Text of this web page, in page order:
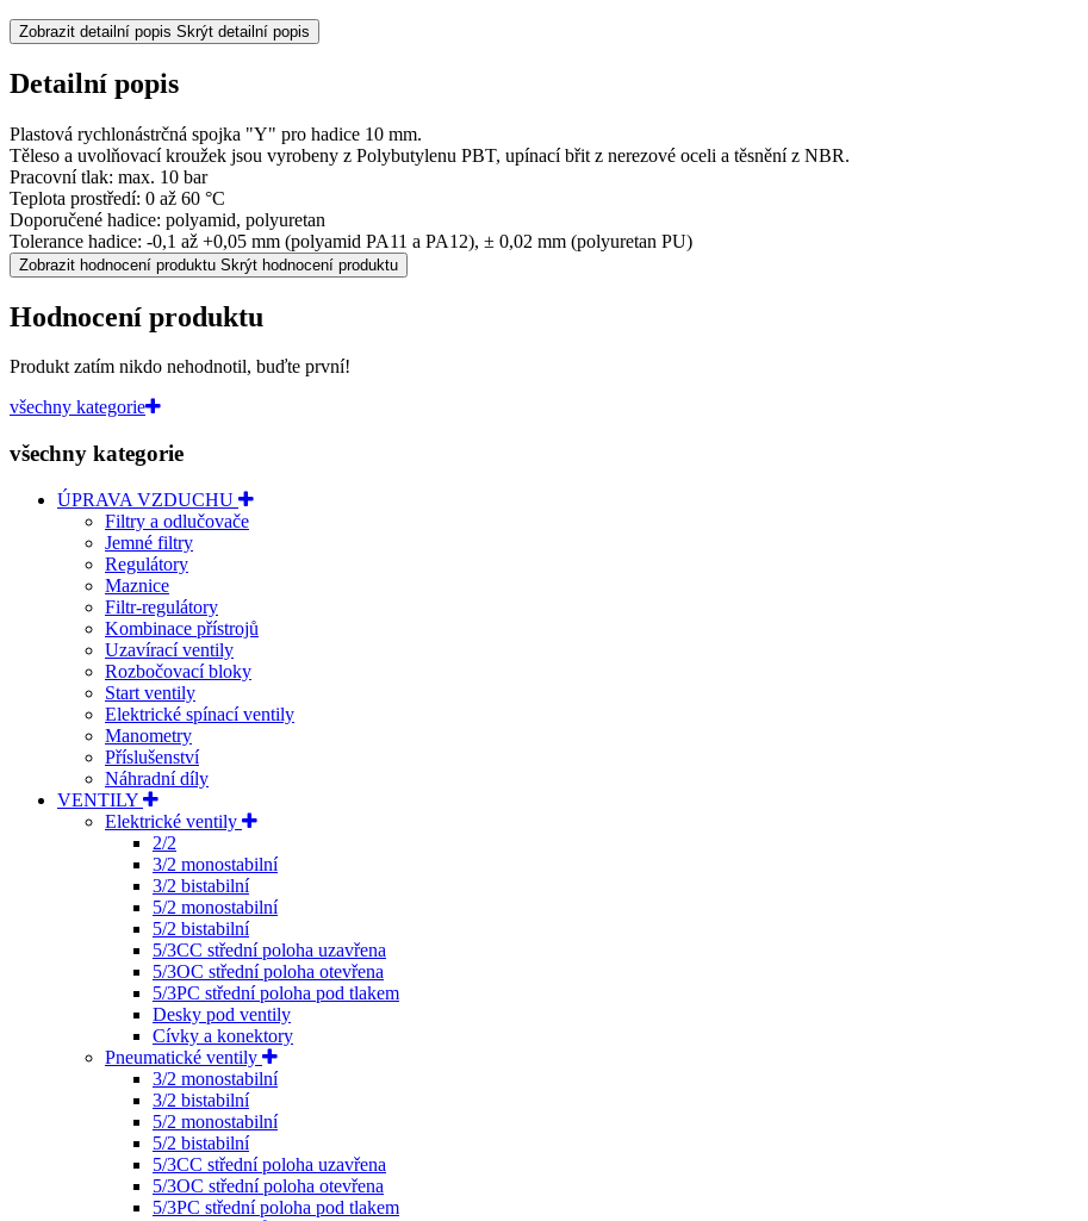
Zobrazit detailní popis Skrýt detailní popis
Detailní popis
Plastová rychlonástrčná spojka "Y" pro hadice 10 mm.
Těleso a uvolňovací kroužek jsou vyrobeny z Polybutylenu PBT, upínací břit z nerezové oceli a těsnění z NBR.
Pracovní tlak: max. 10 bar
Teplota prostředí: 0 až 60 °C
Doporučené hadice: polyamid, polyuretan
Tolerance hadice: -0,1 až +0,05 mm (polyamid PA11 a PA12), ± 0,02 mm (polyuretan PU)
Zobrazit hodnocení produktu Skrýt hodnocení produktu
Hodnocení produktu
Produkt zatím nikdo nehodnotil, buďte první!
všechny kategorie
všechny kategorie
ÚPRAVA VZDUCHU
Filtry a odlučovače
Jemné filtry
Regulátory
Maznice
Filtr-regulátory
Kombinace přístrojů
Uzavírací ventily
Rozbočovací bloky
Start ventily
Elektrické spínací ventily
Manometry
Příslušenství
Náhradní díly
VENTILY
Elektrické ventily
2/2
3/2 monostabilní
3/2 bistabilní
5/2 monostabilní
5/2 bistabilní
5/3CC střední poloha uzavřena
5/3OC střední poloha otevřena
5/3PC střední poloha pod tlakem
Desky pod ventily
Cívky a konektory
Pneumatické ventily
3/2 monostabilní
3/2 bistabilní
5/2 monostabilní
5/2 bistabilní
5/3CC střední poloha uzavřena
5/3OC střední poloha otevřena
5/3PC střední poloha pod tlakem